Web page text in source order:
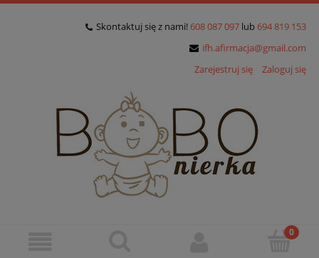
Skontaktuj się z nami! 608 087 097 lub 694 819 153
ifh.afirmacja@gmail.com
Zarejestruj się
Zaloguj się